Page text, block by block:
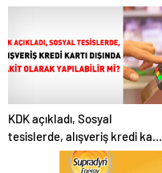
KDK açıkladı, Sosyal
tesislerde, alışveriş kredi kartı
dışında nakit olarak yapılabilir